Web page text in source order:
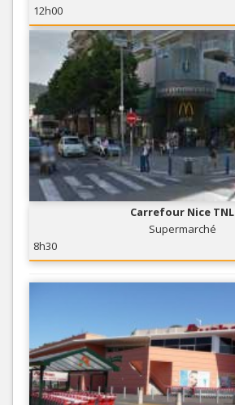
12h00
Carrefour Nice TNL
Supermarché
8h30